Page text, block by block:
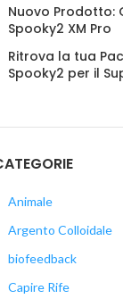
Nuovo Prodotto:
Spooky2 XM Pro
Ritrova la tua
Spooky2 per il
Animale
Argento Colloidale
biofeedback
Capire Rife